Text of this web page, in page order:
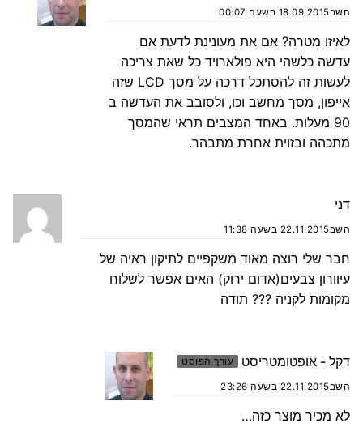
18.09.2015 בשעה 00:07השב
לאיזו מטרה? אם את מעונינת לדעת אם
עדשה כלשהי היא פולארויד כל שאת צריכה
לעשות זה להסתכל דרכה על מסך LCD שזה
אייפון, מסך מחשב וכו, ולסובב את העדשה ב
90 מעלות. באחד המצבים תראי שהמסך
מתכהה ובזוית אחרת מתבהר.
דני
22.11.2015 בשעה 11:38השב
חבר שלי רוצה מאוד משקפיים לתיקון ראיה של
עיוורון צבעים(אדום ירוק) האים אפשר לשלוח
מקומות לקניה ??? תודה
דקל - אופטומטריסט עורך הפוסט
22.11.2015 בשעה 23:26השב
לא מכיר מוצר כזה…